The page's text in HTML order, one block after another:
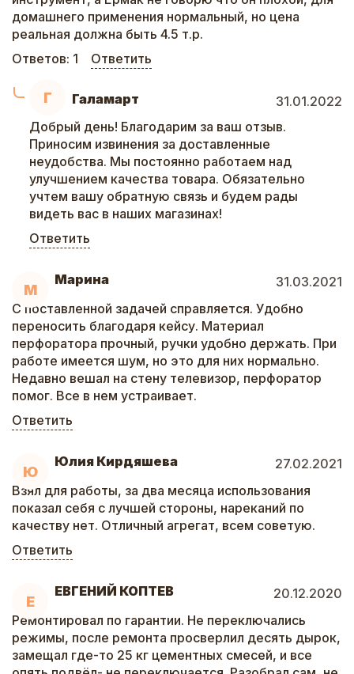
домашнего применения нормальный, но цена
реальная должна быть 4.5 т.р.
Ответов: 1 Ответить
Г Галамарт
31.01.2022
Добрый день! Благодарим за ваш отзыв.
Приносим извинения за доставленные
неудобства. Мы постоянно работаем над
улучшением качества товара. Обязательно
учтем вашу обратную связь и будем рады
видеть вас в наших магазинах!
Ответить
М
Марина
31.03.2021
С поставленной задачей справляется. Удобно
переносить благодаря кейсу. Материал
перфоратора прочный, ручки удобно держать. При
работе имеется шум, но это для них нормально.
Недавно вешал на стену телевизор, перфоратор
помог. Все в нем устраивает.
Ответить
Ю
Юлия Кирдяшева
27.02.2021
Взял для работы, за два месяца использования
показал себя с лучшей стороны, нареканий по
качеству нет. Отличный агрегат, всем советую.
Ответить
Е
ЕВГЕНИЙ КОПТЕВ
20.12.2020
Ремонтировал по гарантии. Не переключались
режимы, после ремонта просверлил десять дырок,
замещал где-то 25 кг цементных смесей, и все